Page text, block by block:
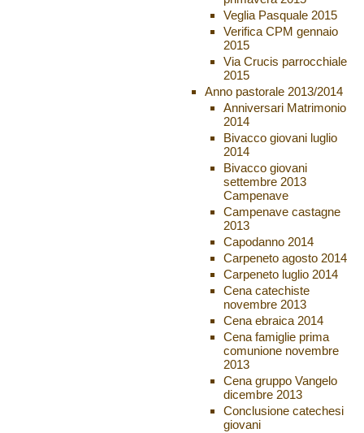
Veglia Pasquale 2015
Verifica CPM gennaio
2015
Via Crucis parrocchiale
2015
Anno pastorale 2013/2014
Anniversari Matrimonio
2014
Bivacco giovani luglio
2014
Bivacco giovani
settembre 2013
Campenave
Campenave castagne
2013
Capodanno 2014
Carpeneto agosto 2014
Carpeneto luglio 2014
Cena catechiste
novembre 2013
Cena ebraica 2014
Cena famiglie prima
comunione novembre
2013
Cena gruppo Vangelo
dicembre 2013
Conclusione catechesi
giovani